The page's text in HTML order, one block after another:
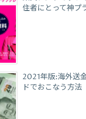
住者にとって神プ
2021年版:海外送
ドでおこなう方法